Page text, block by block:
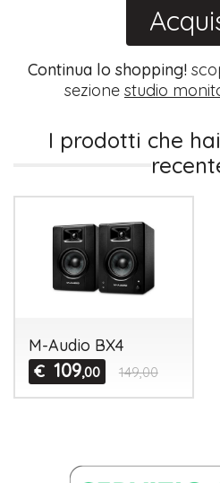
Continua lo shopping!
sezione studio
I prodotti che
M-Audio BX4
€ 109,00 149,00